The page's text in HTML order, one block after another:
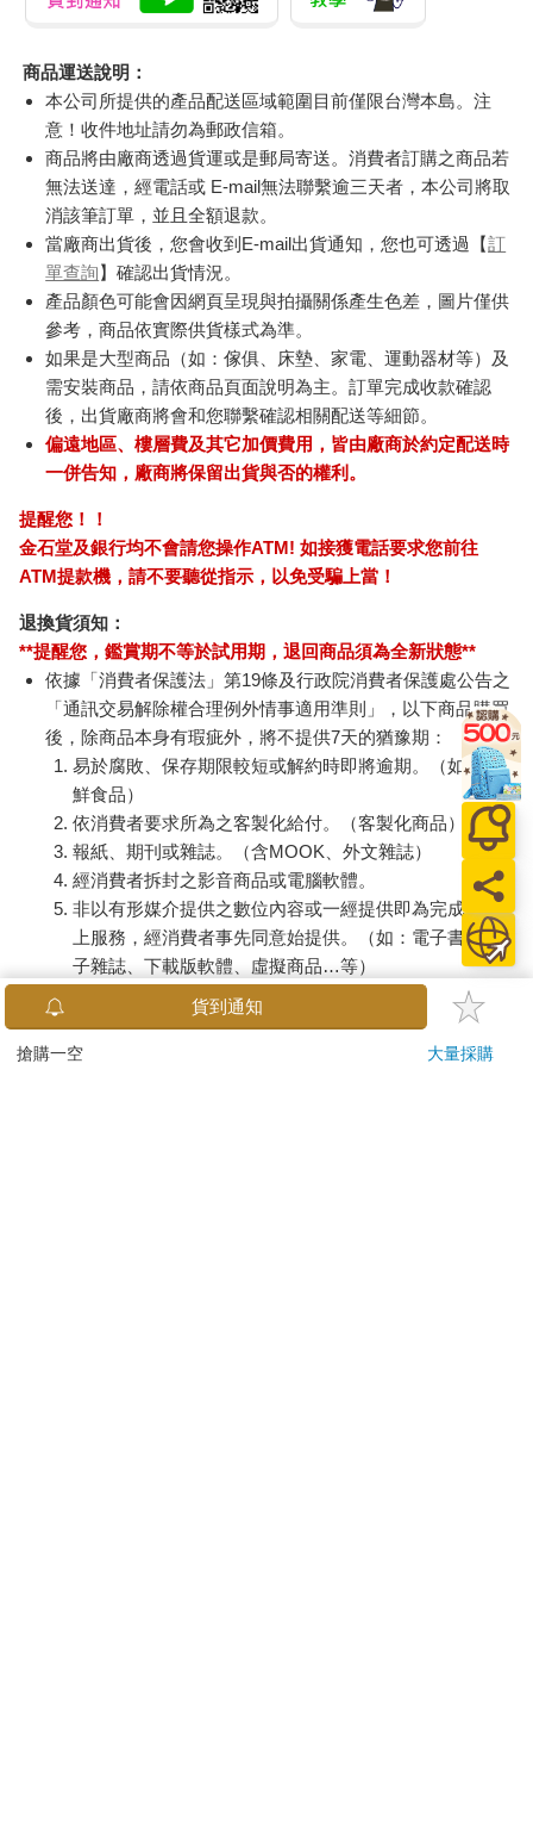
商品運送說明：
本公司所提供的產品配送區域範圍目前僅限台灣本島。注
意！收件地址請勿為郵政信箱。
商品將由廠商透過貨運或是郵局寄送。消費者訂購之商品若
無法送達，經電話或 E-mail無法聯繫逾三天者，本公司將取
消該筆訂單，並且全額退款。
當廠商出貨後，您會收到E-mail出貨通知，您也可透過【訂
單查詢】確認出貨情況。
產品顏色可能會因網頁呈現與拍攝關係產生色差，圖片僅供
參考，商品依實際供貨樣式為準。
如果是大型商品（如：傢俱、床墊、家電、運動器材等）及
需安裝商品，請依商品頁面說明為主。訂單完成收款確認
後，出貨廠商將會和您聯繫確認相關配送等細節。
偏遠地區、樓層費及其它加價費用，皆由廠商於約定配送時
一併告知，廠商將保留出貨與否的權利。
提醒您！！
金石堂及銀行均不會請您操作ATM! 如接獲電話要求您前往
ATM提款機，請不要聽從指示，以免受騙上當！
退換貨須知：
**提醒您，鑑賞期不等於試用期，退回商品須為全新狀態**
依據「消費者保護法」第19條及行政院消費者保護處公告之
「通訊交易解除權合理例外情事適用準則」，以下商品購買
後，除商品本身有瑕疵外，將不提供7天的猶豫期：
易於腐敗、保存期限較短或解約時即將逾期。（如：生
鮮食品）
依消費者要求所為之客製化給付。（客製化商品）
報紙、期刊或雜誌。（含MOOK、外文雜誌）
經消費者拆封之影音商品或電腦軟體。
非以有形媒介提供之數位內容或一經提供即為完成之線
上服務，經消費者事先同意始提供。（如：電子書、電
子雜誌、下載版軟體、虛擬商品…等）
已拆封之個人衛生用品。（如：內衣褲、刮鬍刀、除毛
若非上列種類商品，均享有到貨7天的猶豫期（含例假
貨到通知
搶購一空 大量採購